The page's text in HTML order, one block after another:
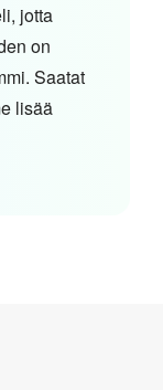
jotta
on
Saatat
lisää